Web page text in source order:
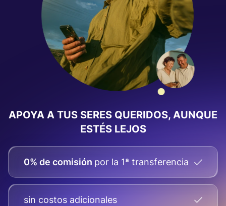
APOYA A TUS SERES QUERIDOS, AUNQUE
ESTÉS LEJOS
0% de comisión por la 1ª transferencia
sin costos adicionales